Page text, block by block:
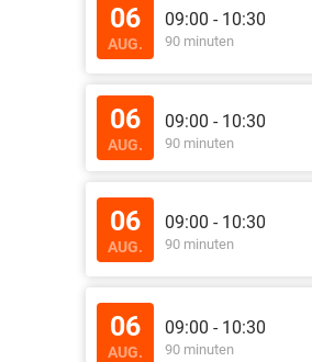
06
AUG.
09:00 - 10:30
90 minuten
06
AUG.
09:00 - 10:30
90 minuten
06
AUG.
09:00 - 10:30
90 minuten
06
AUG.
09:00 - 10:30
90 minuten